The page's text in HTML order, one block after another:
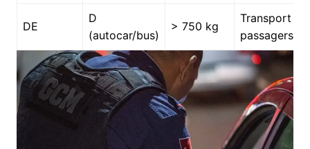
DE
D
(autocar/bus)
> 750 kg
Transport de
passagers